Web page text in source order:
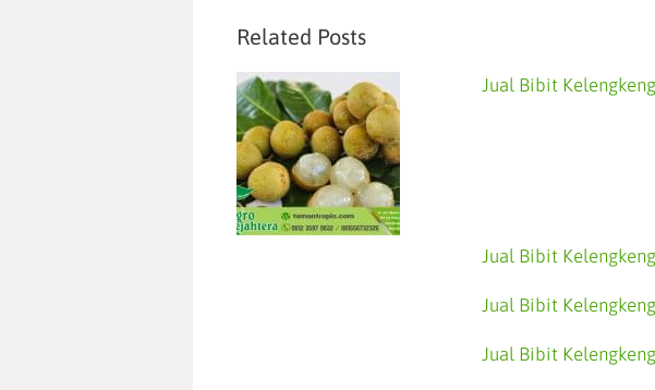
Related Posts
Jual Bibit
Jual Bibit Kelengkeng
Jual Bibit
Jual Bibit